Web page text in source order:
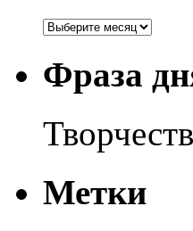
Архивы
Фраза
Метки